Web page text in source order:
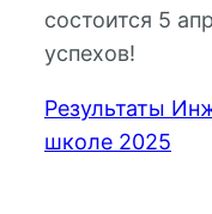
состоится 5
успехов!
Результаты
школе 2025